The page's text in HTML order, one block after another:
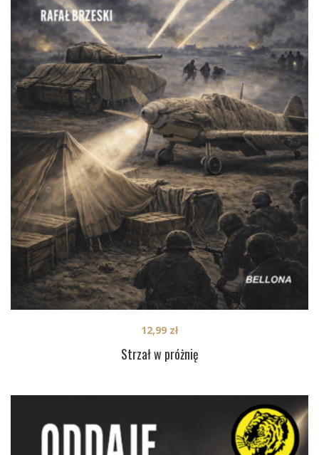
Strzał w próżnię
12,99 zł